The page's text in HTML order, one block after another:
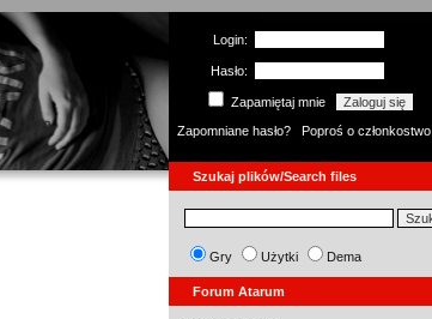
Login:
Hasło:
Zapamiętaj mnie
Zapomniane hasło?
Poproś o członkostwo
Szukaj plików/Search files
Gry Użytki Dema
Forum Atarum